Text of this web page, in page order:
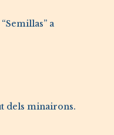
a
dels minairons.